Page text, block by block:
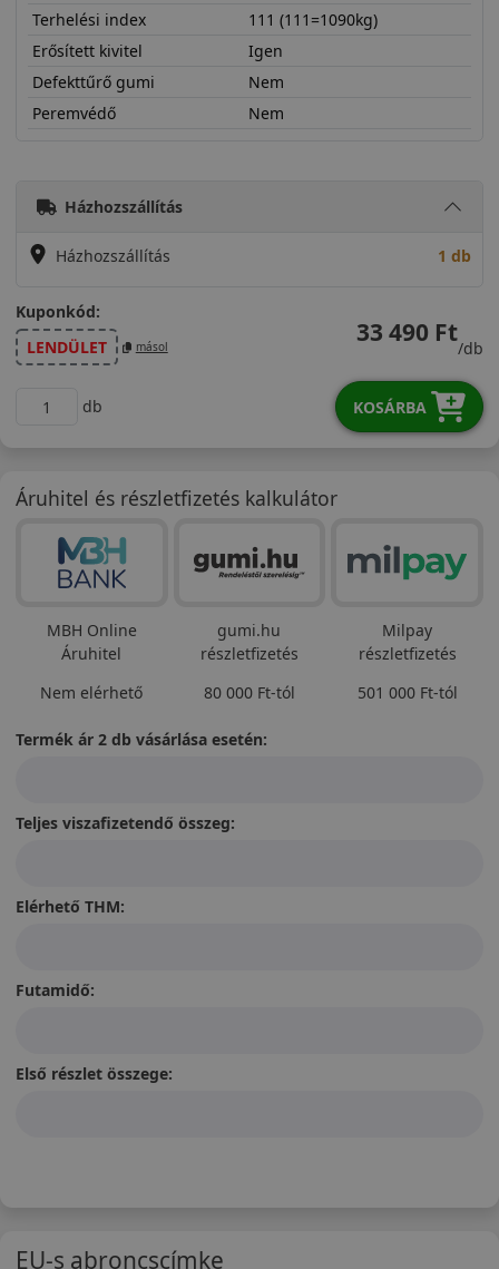
Terhelési index
111 (111=1090kg)
Erősített kivitel
Igen
Defekttűrő gumi
Nem
Peremvédő
Nem
Házhozszállítás
Házhozszállítás 1 db
Kuponkód:
LENDÜLET
másol 33 490 Ft
/db
db KOSÁRBA
Áruhitel és részletfizetés kalkulátor
MBH Online
Áruhitel
Nem elérhető
gumi.hu
részletfizetés
80 000 Ft-tól
Milpay
részletfizetés
501 000 Ft-tól
Termék ár 2 db vásárlása esetén:
Teljes viszafizetendő összeg:
Elérhető THM:
Futamidő:
Első részlet összege:
EU-s abroncscímke